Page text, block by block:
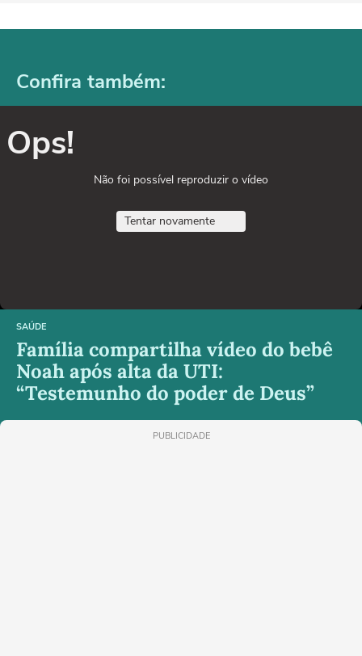
Confira também:
Ops!
Não foi possível reproduzir o vídeo
Tentar novamente
SAÚDE
Família compartilha vídeo do bebê
Noah após alta da UTI:
“Testemunho do poder de Deus”
PUBLICIDADE